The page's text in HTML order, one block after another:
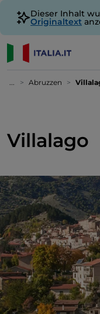
Dieser Inhalt
Originaltext
... Abruzzen
Villalago